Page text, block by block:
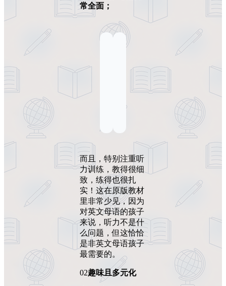
常全面；
而且，特别注重听
力训练，教得很细
致，练得也很扎
实！这在原版教材
里非常少见，因为
对英文母语的孩子
来说，听力不是什
么问题，但这恰恰
是非英文母语孩子
最需要的。
02趣味且多元化